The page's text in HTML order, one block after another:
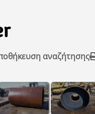
αναζήτησης